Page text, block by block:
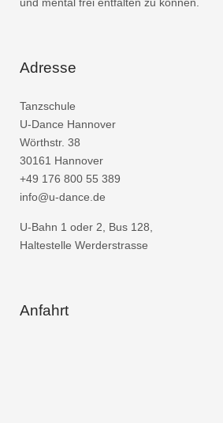
Adresse
Tanzschule
U-Dance Hannover
Wörthstr. 38
30161 Hannover
+49 176 800 55 389
info@u-dance.de
U-Bahn 1 oder 2, Bus 128,
Haltestelle Werderstrasse
Anfahrt